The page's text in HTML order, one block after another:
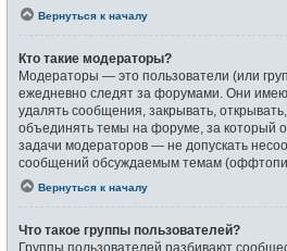
Вернуться к началу
Кто такие модераторы?
Модераторы — это пользователи (или
ежедневно следят за форумами. Они
удалять сообщения, закрывать,
объединять темы на форуме, за который
задачи модераторов — не допускать
сообщений обсуждаемым темам
Вернуться к началу
Что такое группы пользователей?
Группы пользователей разбивают